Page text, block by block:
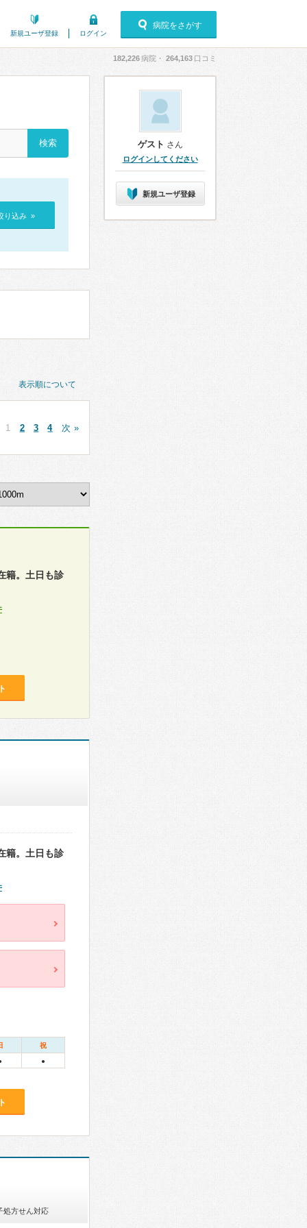
新規ユーザ登録 ログイン
病院をさがす
182,226病院・ 264,163 口コミ
り込み »
表示順について
1 2 3 4 次 »
籍。土日も診
籍。土日も診
祝
●
処方せん対応
ゲスト さん
ログインしてください
新規ユーザ登録